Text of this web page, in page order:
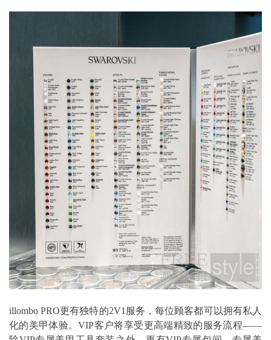
illombo PRO更有独特的2V1服务，每位顾客都可以拥有私人
化的美甲体验。VIP客户将享受更高端精致的服务流程——